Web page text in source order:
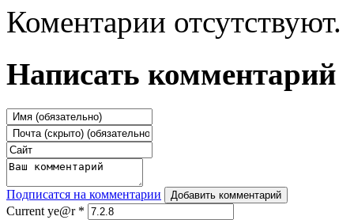
Коментарии отсутствуют.
Написать комментарий
Подписатся на комментарии Добавить комментарий
Current ye@r *